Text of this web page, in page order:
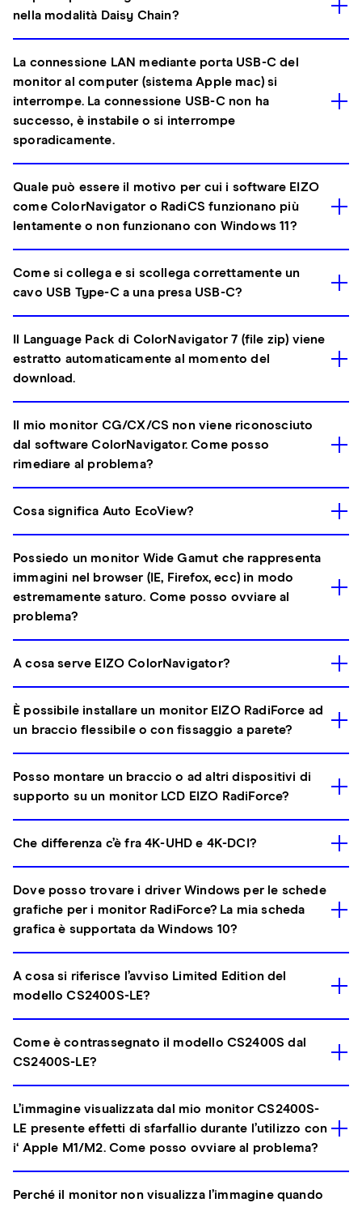
nella modalità Daisy Chain?
La connessione LAN mediante porta USB-C del
monitor al computer (sistema Apple mac) si
interrompe. La connessione USB-C non ha
successo, è instabile o si interrompe
sporadicamente.
Quale può essere il motivo per cui i software EIZO
come ColorNavigator o RadiCS funzionano più
lentamente o non funzionano con Windows 11?
Come si collega e si scollega correttamente un
cavo USB Type-C a una presa USB-C?
Il Language Pack di ColorNavigator 7 (file zip) viene
estratto automaticamente al momento del
download.
Il mio monitor CG/CX/CS non viene riconosciuto
dal software ColorNavigator. Come posso
rimediare al problema?
Cosa significa Auto EcoView?
Possiedo un monitor Wide Gamut che rappresenta
immagini nel browser (IE, Firefox, ecc) in modo
estremamente saturo. Come posso ovviare al
problema?
A cosa serve EIZO ColorNavigator?
È possibile installare un monitor EIZO RadiForce ad
un braccio flessibile o con fissaggio a parete?
Posso montare un braccio o ad altri dispositivi di
supporto su un monitor LCD EIZO RadiForce?
Che differenza c’è fra 4K-UHD e 4K-DCI?
Dove posso trovare i driver Windows per le schede
grafiche per i monitor RadiForce? La mia scheda
grafica è supportata da Windows 10?
A cosa si riferisce l’avviso Limited Edition del
modello CS2400S-LE?
Come è contrassegnato il modello CS2400S dal
CS2400S-LE?
L’immagine visualizzata dal mio monitor CS2400S-
LE presente effetti di sfarfallio durante l’utilizzo con
i‘ Apple M1/M2. Come posso ovviare al problema?
Perché il monitor non visualizza l’immagine quando